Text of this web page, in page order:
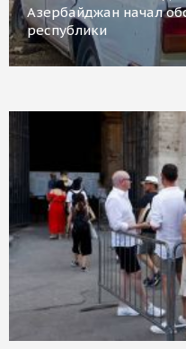
Азербайджан начал
республики